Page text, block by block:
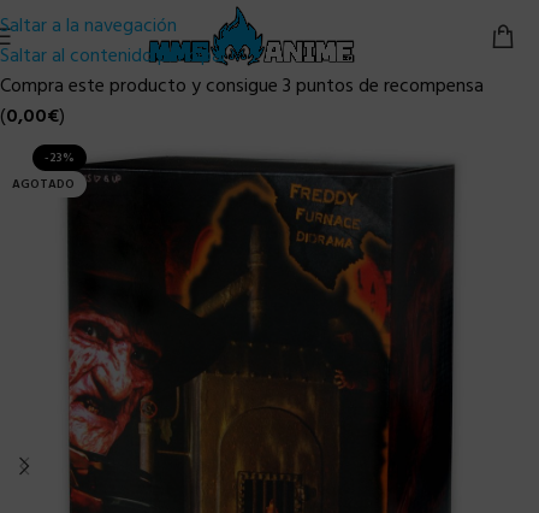
Saltar a la navegación
Saltar al contenido principal
Compra este producto y consigue 3 puntos de recompensa
(0,00€)
-23%
AGOTADO